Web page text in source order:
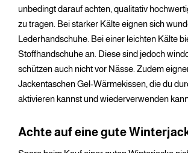
unbedingt darauf achten, qualitativ
zu tragen. Bei starker Kälte eignen sich
Lederhandschuhe. Bei einer leichten Kälte
Stoffhandschuhe an. Diese sind jedoch
schützen auch nicht vor Nässe. Zudem
Jackentaschen Gel-Wärmekissen, die du
aktivieren kannst und wiederverwenden
Achte auf eine gute